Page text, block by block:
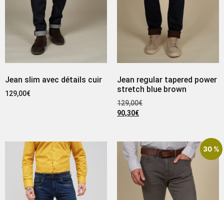
Jean slim avec détails cuir
129,00€
Jean regular tapered power
stretch blue brown
129,00€
90,30€
30 %